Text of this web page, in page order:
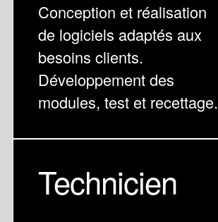
Conception et réalisation
de logiciels adaptés aux
besoins clients.
Développement des
modules, test et recettage.
Technicien